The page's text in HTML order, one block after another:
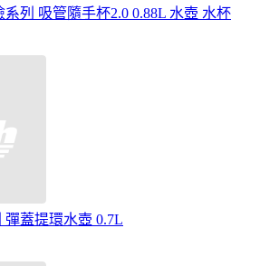
系列 吸管隨手杯2.0 0.88L 水壺 水杯
彈蓋提環水壺 0.7L